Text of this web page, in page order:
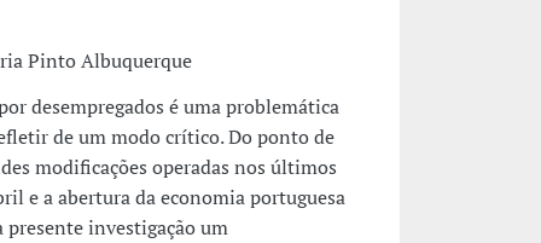
Pinto Albuquerque
desempregados é uma problemática
de um modo crítico. Do ponto de
modificações operadas nos últimos
e a abertura da economia portuguesa
presente investigação um